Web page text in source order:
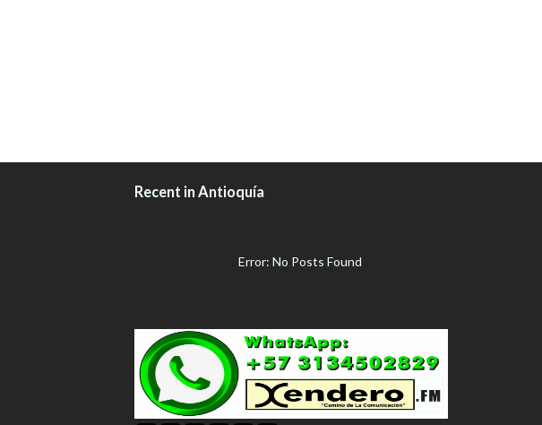
Recent in Antioquía
Error: No Posts Found